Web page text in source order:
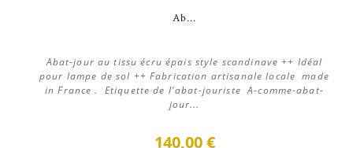
Ab...
Abat-jour au tissu écru épais style scandinave ++ Idéal
pour lampe de sol ++ Fabrication artisanale locale made
in France . Etiquette de l'abat-jouriste A-comme-abat-
jour...
140,00 €